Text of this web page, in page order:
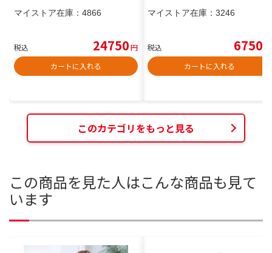
マイストア在庫： 4866
税込 24750円
カートに入れる
マイストア在庫： 3246
税込 6750
カートに入れる
このカテゴリをもっと見る
この商品を見た人はこんな商品も見て
います